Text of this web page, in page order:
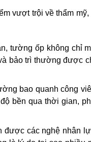
vượt trội về thẩm mỹ,
tường ốp không chỉ
bảo trì thường được
bao quanh công
bền qua thời gian,
được các nghệ nhân